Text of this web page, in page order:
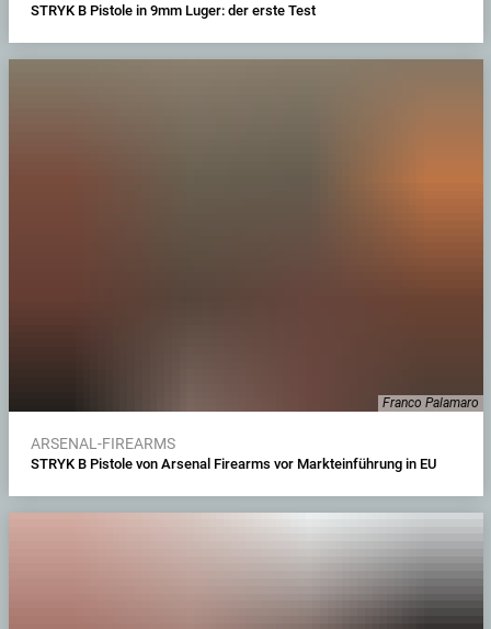
STRYK B Pistole in 9mm Luger: der erste Test
Franco Palamaro
ARSENAL-FIREARMS
STRYK B Pistole von Arsenal Firearms vor Markteinführung in EU